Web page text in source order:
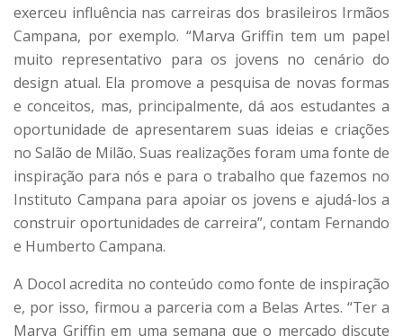
exerceu influência nas carreiras dos brasileiros Irmãos
Campana, por exemplo. “Marva Griffin tem um papel
muito representativo para os jovens no cenário do
design atual. Ela promove a pesquisa de novas formas
e conceitos, mas, principalmente, dá aos estudantes a
oportunidade de apresentarem suas ideias e criações
no Salão de Milão. Suas realizações foram uma fonte de
inspiração para nós e para o trabalho que fazemos no
Instituto Campana para apoiar os jovens e ajudá-los a
construir oportunidades de carreira”, contam Fernando
e Humberto Campana.
A Docol acredita no conteúdo como fonte de inspiração
e, por isso, firmou a parceria com a Belas Artes. “Ter a
Marva Griffin em uma semana que o mercado discute